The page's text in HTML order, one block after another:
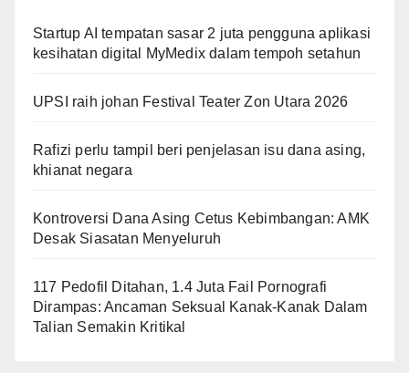
Startup AI tempatan sasar 2 juta pengguna aplikasi
kesihatan digital MyMedix dalam tempoh setahun
UPSI raih johan Festival Teater Zon Utara 2026
Rafizi perlu tampil beri penjelasan isu dana asing,
khianat negara
Kontroversi Dana Asing Cetus Kebimbangan: AMK
Desak Siasatan Menyeluruh
117 Pedofil Ditahan, 1.4 Juta Fail Pornografi
Dirampas: Ancaman Seksual Kanak-Kanak Dalam
Talian Semakin Kritikal